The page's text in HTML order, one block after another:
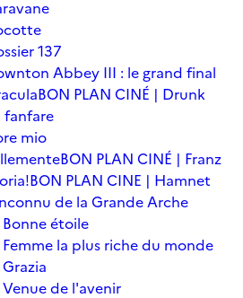
137
Abbey III : le grand final
BON PLAN CINÉ | Drunk
fanfare
mio
BON PLAN CINÉ | Franz
BON PLAN CINE | Hamnet
de la Grande Arche
Bonne étoile
Femme la plus riche du monde
Venue de l'avenir